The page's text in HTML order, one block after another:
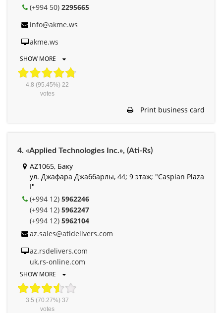
(+994 50) 2295665
info@akme.ws
akme.ws
SHOW MORE
4.8 (95.45%) 22
votes
Print business card
4. «Applied Technologies Inc.», (Ati-Rs)
AZ1065, Баку
ул. Джафара Джаббарлы, 44; 9 этаж; "Caspian Plaza
I"
(+994 12) 5962246
(+994 12) 5962247
(+994 12) 5962104
az.sales@atidelivers.com
az.rsdelivers.com
uk.rs-online.com
SHOW MORE
3.5 (70.27%) 37
votes